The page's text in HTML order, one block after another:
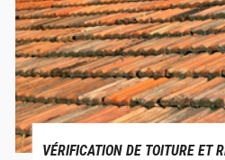
VÉRIFICATION DE TOITURE ET